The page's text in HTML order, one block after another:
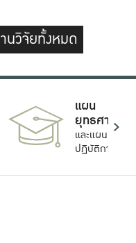
นวิจัยทั้งหมด
แผน
ยุทธศาสตร์
และแผน
ปฏิบัติการ